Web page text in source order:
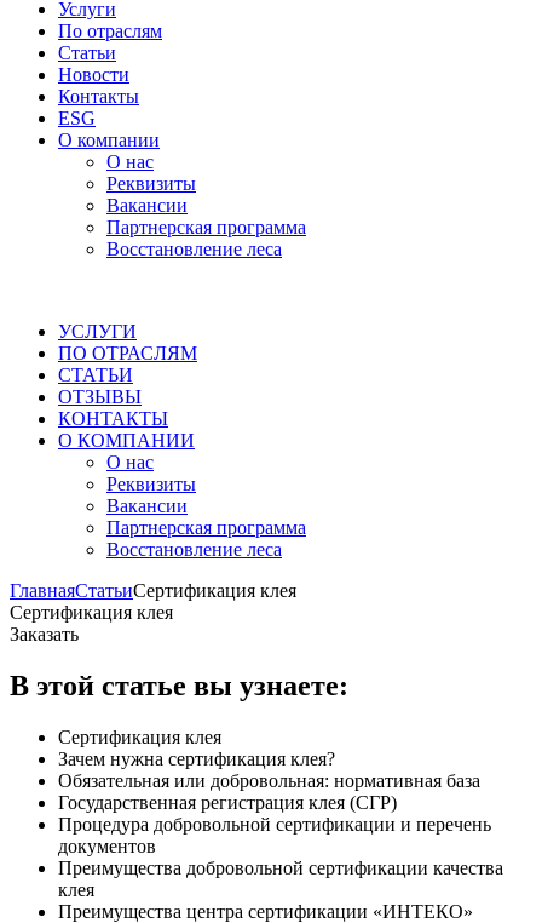
Услуги
По отраслям
Статьи
Новости
Контакты
ESG
О компании
О нас
Реквизиты
Вакансии
Партнерская программа
Восстановление леса
УСЛУГИ
ПО ОТРАСЛЯМ
СТАТЬИ
ОТЗЫВЫ
КОНТАКТЫ
О КОМПАНИИ
О нас
Реквизиты
Вакансии
Партнерская программа
Восстановление леса
ГлавнаяСтатьиСертификация клея
Сертификация клея
Заказать
В этой статье вы узнаете:
Сертификация клея
Зачем нужна сертификация клея?
Обязательная или добровольная: нормативная база
Государственная регистрация клея (СГР)
Процедура добровольной сертификации и перечень
документов
Преимущества добровольной сертификации качества
клея
Преимущества центра сертификации «ИНТЕКО»